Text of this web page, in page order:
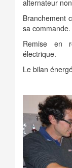
alternateur
Branchement
sa commande.
Remise en
électrique.
Le bilan